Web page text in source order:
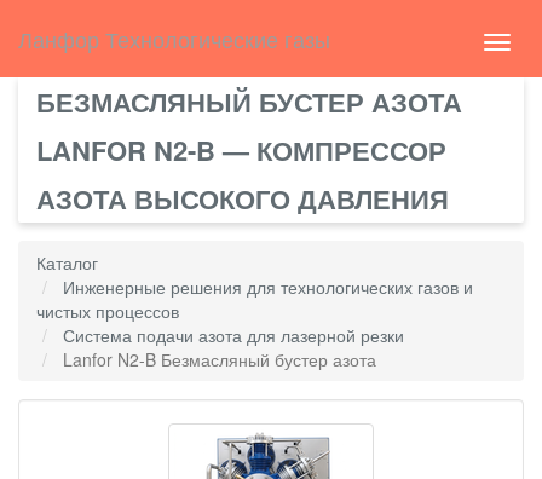
Ланфор Технологические газы
БЕЗМАСЛЯНЫЙ БУСТЕР АЗОТА
LANFOR N2-B — КОМПРЕССОР
АЗОТА ВЫСОКОГО ДАВЛЕНИЯ
Каталог
Инженерные решения для технологических газов и
чистых процессов
Система подачи азота для лазерной резки
Lanfor N2-B Безмасляный бустер азота
english